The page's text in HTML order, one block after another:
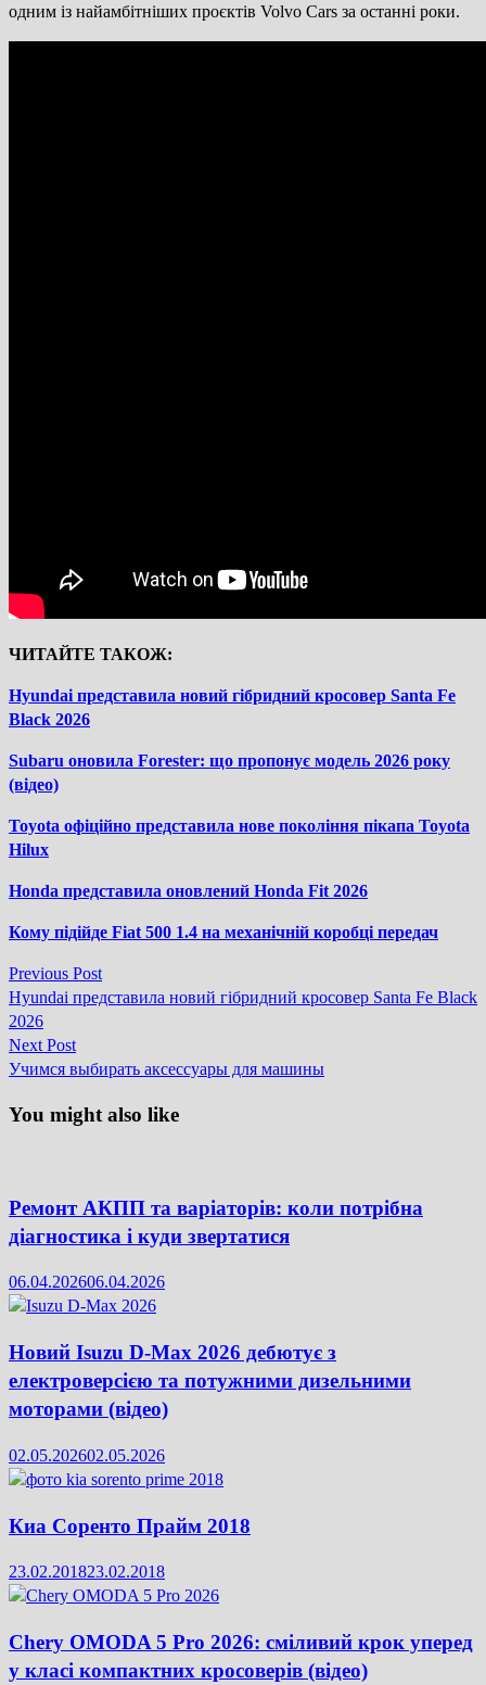
одним із найамбітніших проєктів Volvo Cars за останні роки.
ЧИТАЙТЕ ТАКОЖ:
Hyundai представила новий гібридний кросовер Santa Fe
Black 2026
Subaru оновила Forester: що пропонує модель 2026 року
(відео)
Toyota офіційно представила нове покоління пікапа Toyota
Hilux
Honda представила оновлений Honda Fit 2026
Кому підійде Fiat 500 1.4 на механічній коробці передач
Навігація
записів
Previous PostPrevious
post:
Hyundai представила новий гібридний кросовер Santa Fe Black
2026
Next PostNext
post:
Учимся выбирать аксессуары для машины
You might also like
Ремонт АКПП та варіаторів: коли потрібна
діагностика і куди звертатися
06.04.202606.04.2026
Новий Isuzu D-Max 2026 дебютує з
електроверсією та потужними дизельними
моторами (відео)
02.05.202602.05.2026
Киа Соренто Прайм 2018
23.02.201823.02.2018
Chery OMODA 5 Pro 2026: сміливий крок уперед
у класі компактних кросоверів (відео)